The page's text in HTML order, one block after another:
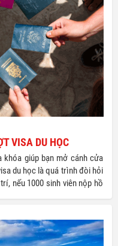
VISA DU HỌC
giúp bạn mở cánh cửa
du học là quá trình đòi hỏi
nếu 1000 sinh viên nộp hồ